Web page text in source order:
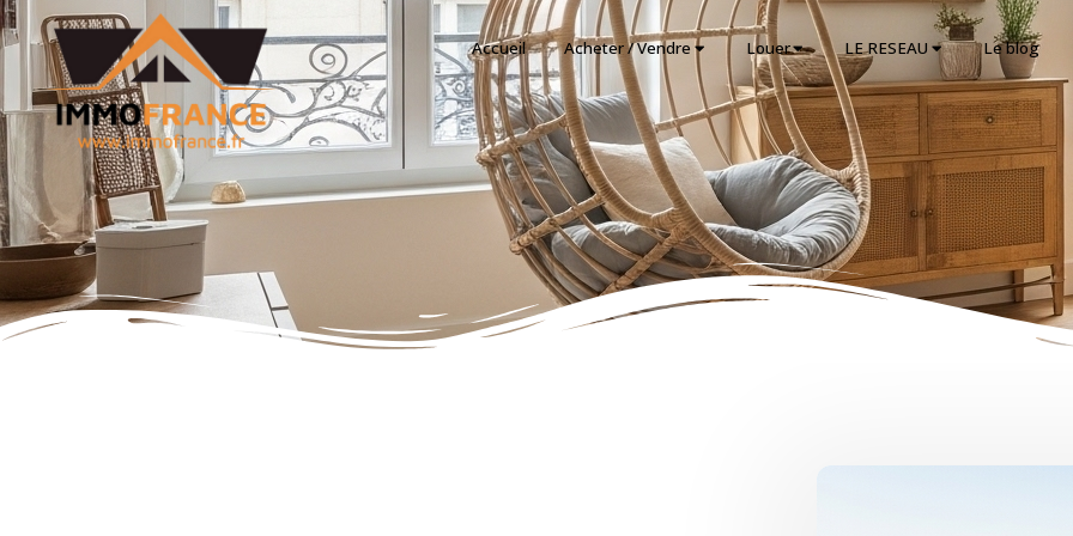
Accueil Acheter / Vendre Louer LE RESEAU Le blog